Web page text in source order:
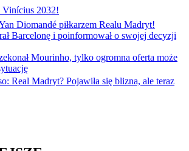
2032!
Diomandé piłkarzem Realu Madryt!
Barcelonę i poinformował o swojej decyzji
Mourinho, tylko ogromna oferta może
Real Madryt? Pojawiła się blizna, ale teraz